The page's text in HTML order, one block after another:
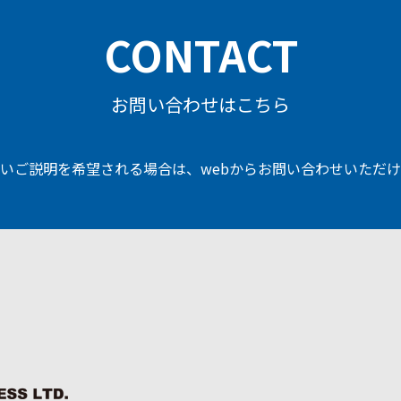
CONTACT
お問い合わせはこちら
ご説明を希望される場合は、 webからお問い合わせいただ